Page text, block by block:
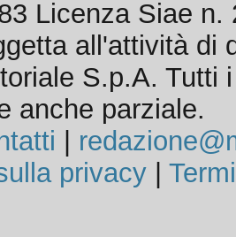
Licenza Siae n.
all'attività di
S.p.A. Tutti
anche parziale.
privacy|